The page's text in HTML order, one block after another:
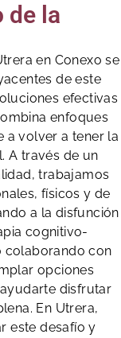
de la
en Conexo se
de este
efectivas
enfoques
a volver a tener la
A través de un
trabajamos
físicos y de
a la disfunción
cognitivo-
colaborando con
opciones
disfrutar
En Utrera,
este desafío y